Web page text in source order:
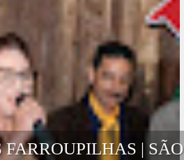
FARROUPILHAS | SÃO